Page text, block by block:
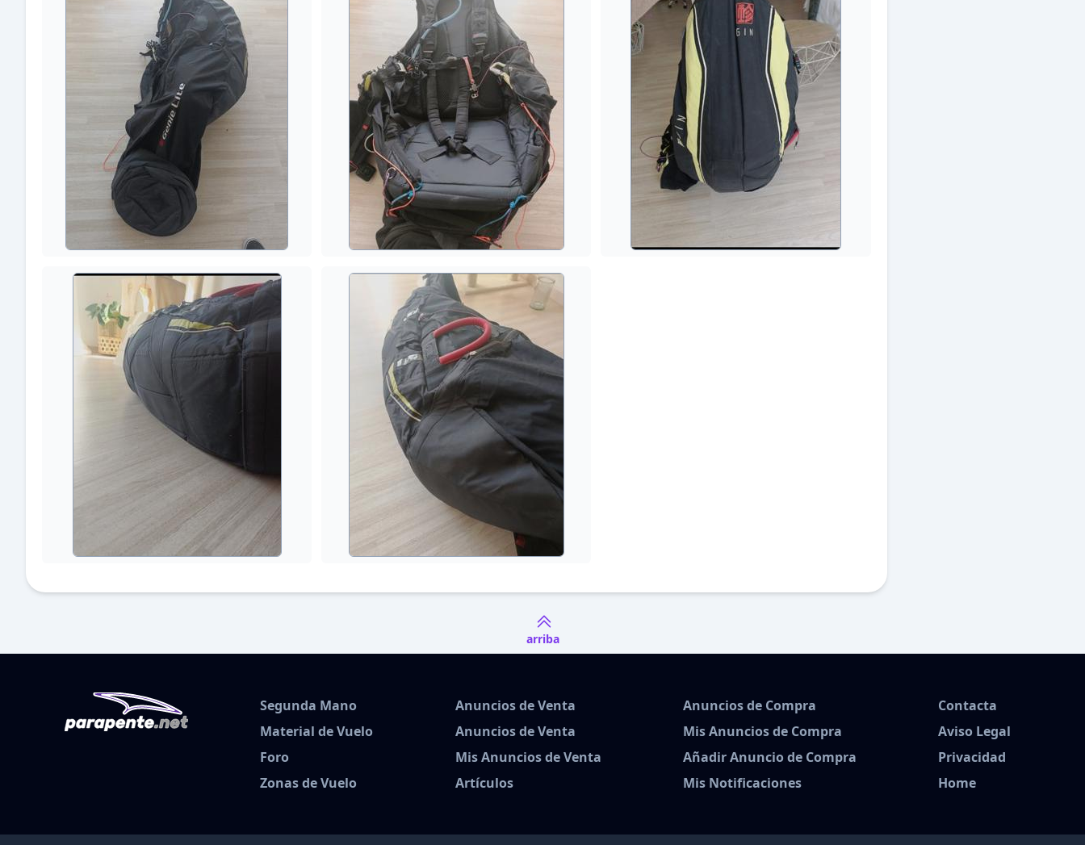
arriba
Segunda Mano
Material de Vuelo
Foro
Zonas de Vuelo
Anuncios de Venta
Anuncios de Venta
Mis Anuncios de Venta
Artículos
Anuncios de Compra
Mis Anuncios de Compra
Añadir Anuncio de Compra
Mis Notificaciones
Contacta
Aviso Legal
Privacidad
Home